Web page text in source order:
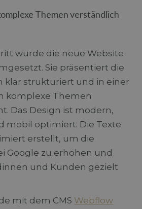
Themen verständlich
wurde die neue Website
Sie präsentiert die
klar strukturiert und in einer
komplexe Themen
Das Design ist modern,
mobil optimiert. Die Texte
erstellt, um die
Google zu erhöhen und
und Kunden gezielt
mit dem CMS Webflow
verwendet.
den
nutzt, sowie
vor dem
Besuch dieser
Website
gesehen hat.